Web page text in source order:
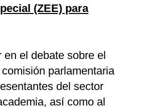
(ZEE) para
en el debate sobre el
parlamentaria
del sector
así como al